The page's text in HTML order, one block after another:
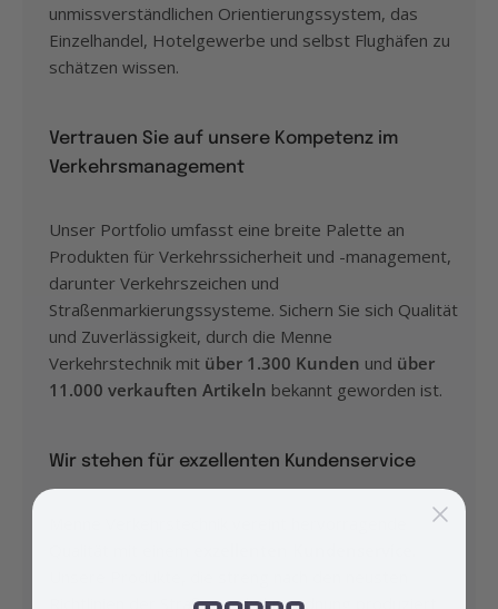
unmissverständlichen Orientierungssystem, das
Einzelhandel, Hotelgewerbe und selbst Flughäfen zu
schätzen wissen.
Vertrauen Sie auf unsere Kompetenz im
Verkehrsmanagement
Unser Portfolio umfasst eine breite Palette an
Produkten für Verkehrssicherheit und -management,
darunter Verkehrszeichen und
Straßenmarkierungssysteme. Sichern Sie sich Qualität
und Zuverlässigkeit, durch die Menne
Verkehrstechnik mit über 1.300 Kunden und über
11.000 verkauften Artikeln bekannt geworden ist.
Wir stehen für exzellenten Kundenservice
Richtlinien der Straßenverkehrsordnung produziert